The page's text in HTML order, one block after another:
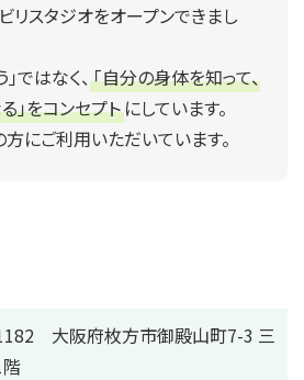
リスタジオをオープンできまし
ではなく、 「自分の身体を知って、
」をコンセプト にしています。
にご利用いただいています。
大阪府枚方市御殿山町7-3 三